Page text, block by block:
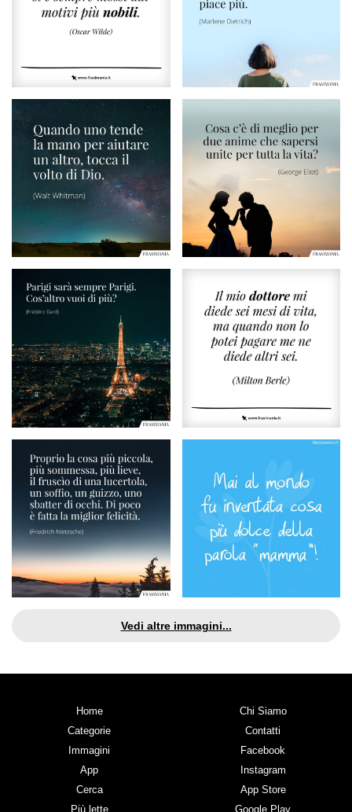
Vedi altre immagini...
Home
Categorie
Immagini
App
Cerca
Più lette
Chi Siamo
Contatti
Facebook
Instagram
App Store
Google Play